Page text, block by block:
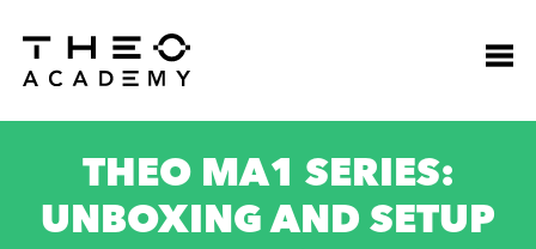
THEO MA1 SERIES:
UNBOXING AND SETUP